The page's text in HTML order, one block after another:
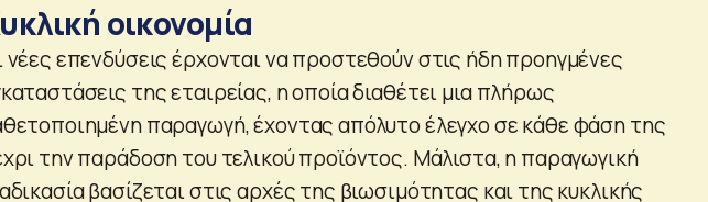
οικονομία
νέες επενδύσεις έρχονται να προστεθούν στις ήδη προηγμένες
της εταιρείας, η οποία διαθέτει μια πλήρως
παραγωγή, έχοντας απόλυτο έλεγχο σε κάθε φάση της
την παράδοση του τελικού προϊόντος. Μάλιστα, η παραγωγική
βασίζεται στις αρχές της βιωσιμότητας και της κυκλικής